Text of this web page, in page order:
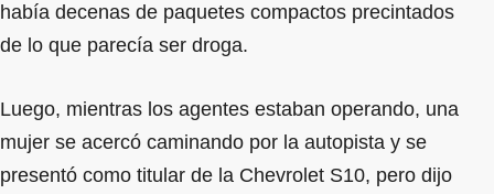
había decenas de paquetes compactos precintados
de lo que parecía ser droga.
Luego, mientras los agentes estaban operando, una
mujer se acercó caminando por la autopista y se
presentó como titular de la Chevrolet S10, pero dijo